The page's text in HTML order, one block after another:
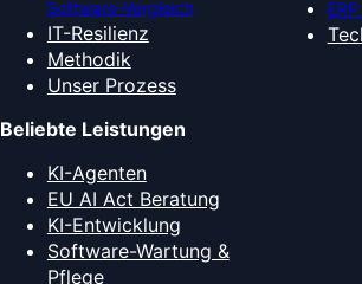
Software-Vergleich
IT-Resilienz
Methodik
Unser Prozess
Beliebte Leistungen
KI-Agenten
EU AI Act Beratung
KI-Entwicklung
Software-Wartung &
Pflege